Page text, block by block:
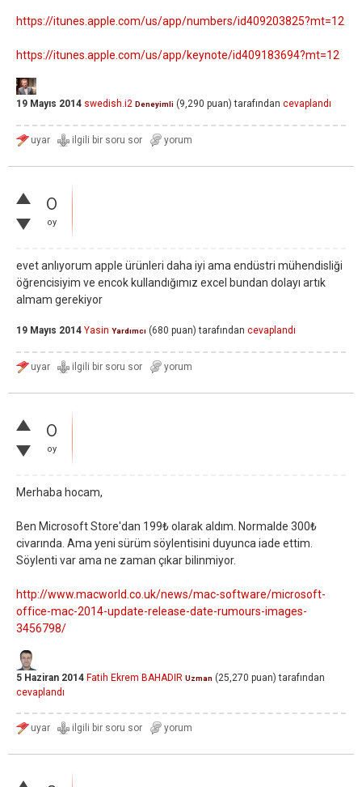
https://itunes.apple.com/us/app/numbers/id409203825?mt=12
https://itunes.apple.com/us/app/keynote/id409183694?mt=12
19 Mayıs 2014 swedish.i2 Deneyimli (9,290 puan) tarafından cevaplandı
0
oy
evet anlıyorum apple ürünleri daha iyi ama endüstri mühendisliği
öğrencisiyim ve encok kullandığımız excel bundan dolayı artık
almam gerekiyor
19 Mayıs 2014 Yasin Yardımcı (680 puan) tarafından cevaplandı
0
oy
Merhaba hocam,
Ben Microsoft Store'dan 199₺ olarak aldım. Normalde 300₺
civarında. Ama yeni sürüm söylentisini duyunca iade ettim.
Söylenti var ama ne zaman çıkar bilinmiyor.
http://www.macworld.co.uk/news/mac-software/microsoft-
office-mac-2014-update-release-date-rumours-images-
3456798/
5 Haziran 2014 Fatih Ekrem BAHADIR Uzman (25,270 puan) tarafından
cevaplandı